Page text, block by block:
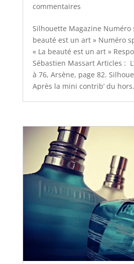
commentaires
Silhouette Magazine Numéro
beauté est un art » Numéro
« La beauté est un art »
Sébastien Massart Articles :
à 76, Arsène, page 82.
Après la mini contrib’ du